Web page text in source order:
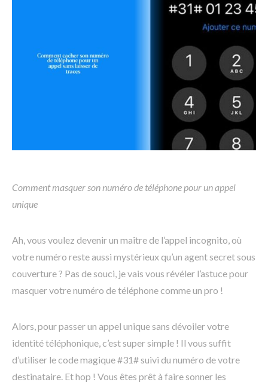
Comment masquer son numéro de téléphone pour un appel
unique
Ah, vous voulez devenir un maître de l’appel incognito, où
votre numéro reste aussi mystérieux qu’un agent secret sous
couverture ? Pas de souci, je vais vous révéler l’astuce pour
masquer votre numéro de téléphone comme un pro !
Alors, pour passer un appel unique sans dévoiler votre
identité téléphonique, c’est super simple ! Il vous suffit
d’utiliser le code magique #31# suivi du numéro de votre
destinataire. Et hop ! Vous êtes prêt à faire sonner les